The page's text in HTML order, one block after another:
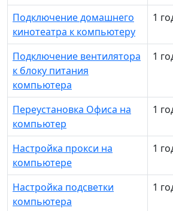
Подключение домашнего
кинотеатра к компьютеру
1
Подключение вентилятора
к блоку питания
компьютера
1
Переустановка Офиса на
компьютер
1
Настройка прокси на
компьютере
1
Настройка подсветки
компьютера
1